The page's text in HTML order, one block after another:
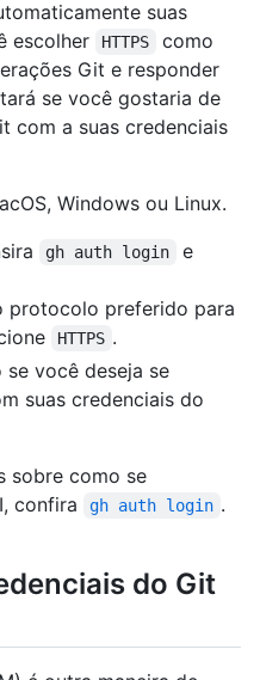
suas
escolher
HTTPS
como
Git e responder
se você gostaria de
com a suas credenciais
Windows ou Linux.
gh auth login
e
protocolo preferido para
HTTPS .
se você deseja se
suas credenciais do
sobre como se
confira
gh auth login .
do Git